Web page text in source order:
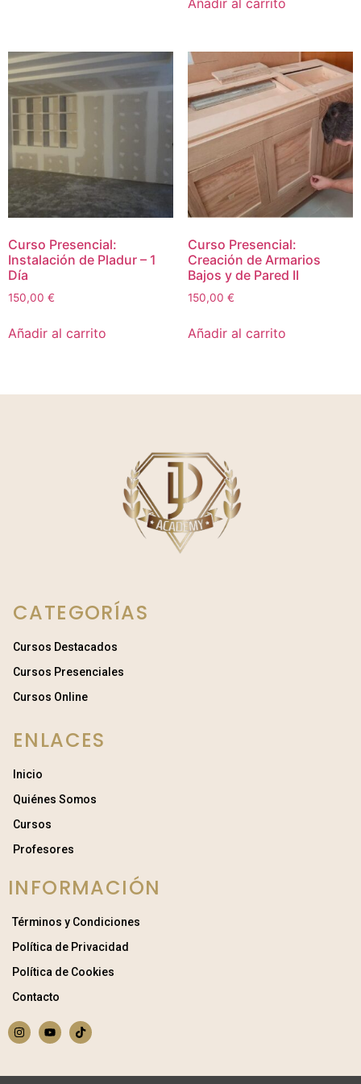
Añadir al carrito
Curso Presencial:
Instalación de Pladur – 1
Día
150,00 €
Añadir al carrito
Curso Presencial:
Creación de Armarios
Bajos y de Pared II
150,00 €
Añadir al carrito
CATEGORÍAS
Cursos Destacados
Cursos Presenciales
Cursos Online
ENLACES
Inicio
Quiénes Somos
Cursos
Profesores
INFORMACIÓN
Términos y Condiciones
Política de Privacidad
Política de Cookies
Contacto